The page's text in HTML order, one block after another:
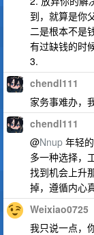
到，就算是你
二是根本不是
有过缺钱的时
3.
chendl111
家务事难办，
chendl111
@Nnup 年轻
多一种选择，
找到机会上升
掉，遵循内心
Weixiao0725
我只说一点，